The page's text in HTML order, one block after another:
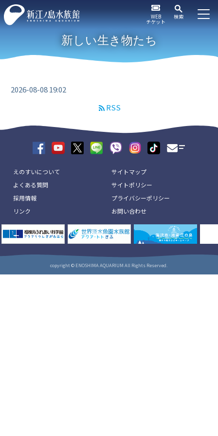
WEB
チケット
検索
新しい生き物たち
2026-08-08 19:02
RSS
えのすいについて
よくある質問
採用情報
リンク
サイトマップ
サイトポリシー
プライバシーポリシー
お問い合わせ
copyright © ENOSHIMA AQUARIUM All Rights Reserved.